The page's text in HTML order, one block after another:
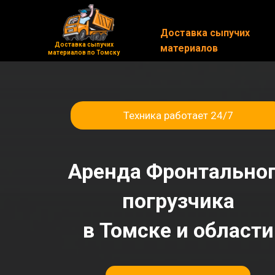
Доставка сыпучих
материалов по Томску
Доставка сыпучих
материалов
Доставка сыпучих
материалов по Томску
Доставка сыпучих
материалов
Аренда
погрузчика
в Томске и области
Техника работает 24/7